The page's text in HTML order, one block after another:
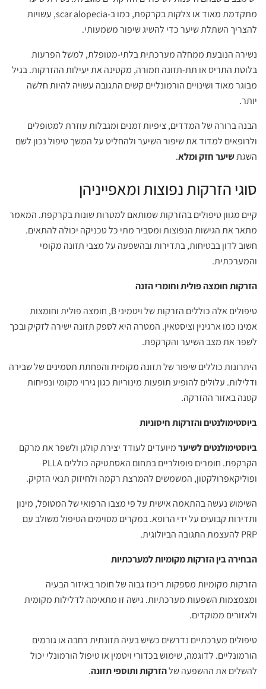
מתקדמת מאוד או צלקות בקרקפת, כמו ב-scar alopecia, עשויות
להצריך השתלת שיער כדי להשיג שיפור משמעותי.
נשירה הנובעת ממחלה מערכתית בלתי-מטופלת, למשל הפרעות
בלוטת התריס או תת-תזונה חמורה, מקטינה את יעילות ההזרקות. בגיל
מבוגר מאוד ושינויים הורמונליים קשים התגובה עשויה להיות חלשה
יותר.
הבנה ברורה של המדדים, ציפיות זמנים ומגבלות עוזרת למטופלים
ולרופאים למדוד את שיפור השיער ולהחליט על המשך טיפול נכון לשם
השגתשיער חזק ומלא.
סוגי הזרקות נפוצות ומאפייניהן
קיים מגוון טיפולים בהזרקות שמותאם למטרות שונות בקרקפת. המאמר
מתאר את הגישות הנפוצות ומסביר מתי כל טכניקה יכולה להתאים.
חשוב לדון בבטיחות, בתדירות ובהשפעה על מצבי תזונה מקומי
והמערכתית.
הזרקות חומצה פולית וחומרי הזנה
טיפולים אלה כוללים הזרקות של ויטמיני B, חומצה פולית וחומצות
אמינו כמו ארגינין וציסטאין. המטרה היא לספק תזונה ישירה לזקיק ובכך
לשפר את מצב השיער והקרקפת.
היתרונות כוללים שיפור של תזונה מקומית והפחתת תסמינים של שבירה
ודלילות. עלולים להופיע תופעות מינוריות כגון גירוי מקומי ונפיחות
קטנה באזור ההזרקה.
ביוסטימולנטים והזרקות חיסוניות
ביוסטימולנטים לשיערמיועדים לעודד יצירת קולגן ולשפר את מרקם
הקרקפת. חומרים פופולריים בתחום האסתטיקה כוללים PLLA
ופוליקאפרולקטון, המשמשים להמרצת רקמה ולחיזוק תנאי הזקיק.
השימוש נעשה בהתאמה אישית על פי מצבו הרפואי של המטופל, מינון
ותדירות קבועים על ידי הרופא. במקרים מסוימים הטיפול משולב עם
PRP להעצמת התגובה הביולוגית.
הבחירה בין הזרקות מקומיות למערכתיות
הזרקות מקומיות מספקות ריכוז גבוה של חומר באיזור הבעיה
ומצמצמות השפעות מערכתיות. גישה זו מתאימה לדלילות מקומית
ולאזורים ממוקדים.
טיפולים מערכתיים נדרשים כשיש בעיה תזונתית רחבה או גורמים
הורמונליים. לדוגמה, שימוש בכדורי ויטמין או טיפול הורמונלי יכול
להשלים את ההשפעה שלהזרקות ותוספי תזונה.